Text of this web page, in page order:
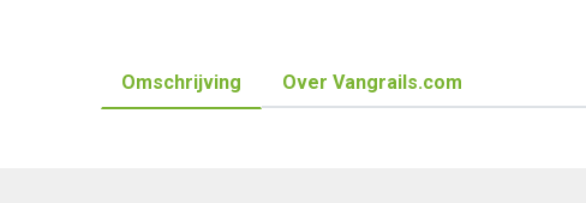
Omschrijving Over Vangrails.com